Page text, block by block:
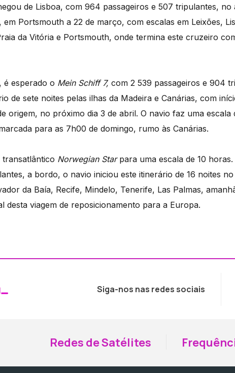
de Lisboa, com 964 passageiros e 507 tripulantes,
Portsmouth a 22 de março, com escalas em Leixões,
da Vitória e Portsmouth, onde termina este cruzeiro
é esperado o Mein Schiff 7, com 2 539 passageiros e 904
de sete noites pelas ilhas da Madeira e Canárias, com
origem, no próximo dia 3 de abril. O navio faz uma escala
para as 7h00 de domingo, rumo às Canárias.
transatlântico Norwegian Star para uma escala de 10 horas.
a bordo, o navio iniciou este itinerário de 16 noites
da Baía, Recife, Mindelo, Tenerife, Las Palmas,
desta viagem de reposicionamento para a Europa.
Siga-nos nas redes sociais
Redes de Satélites